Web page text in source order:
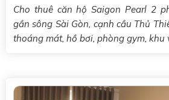
Cho thuê căn hộ Saigon Pearl 2
gần sông Sài Gòn, cạnh cầu Thủ
thoáng mát, hồ bơi, phòng gym, khu